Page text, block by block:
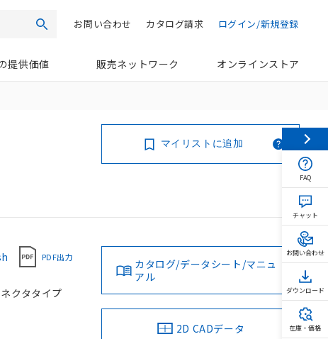
検索 ログイン/新規登録
カタログ請求
お問い合わせ
提供価値 販売ネットワーク オンラインストア
マイリストに追加
PDF出力
クタタイプ
カタログ/データシート/マニュ
アル
2D CADデータ
FAQ
チャット
お問い合わせ
ダウンロード
在庫・価格